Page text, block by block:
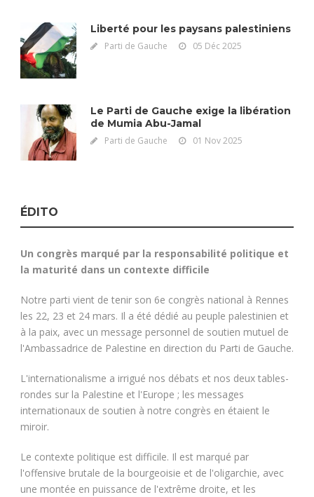
Liberté pour les paysans palestiniens
Parti de Gauche 05 Déc 2025
Le Parti de Gauche exige la libération
de Mumia Abu-Jamal
Parti de Gauche 01 Nov 2025
ÉDITO
Un congrès marqué par la responsabilité politique et
la maturité dans un contexte difficile
Notre parti vient de tenir son 6e congrès national à Rennes
les 22, 23 et 24 mars. Il a été dédié au peuple palestinien et
à la paix, avec un message personnel de soutien mutuel de
l'Ambassadrice de Palestine en direction du Parti de Gauche.
L'internationalisme a irrigué nos débats et nos deux tables-
rondes sur la Palestine et l'Europe ; les messages
internationaux de soutien à notre congrès en étaient le
miroir.
Le contexte politique est difficile. Il est marqué par
l'offensive brutale de la bourgeoisie et de l'oligarchie, avec
une montée en puissance de l'extrême droite, et les